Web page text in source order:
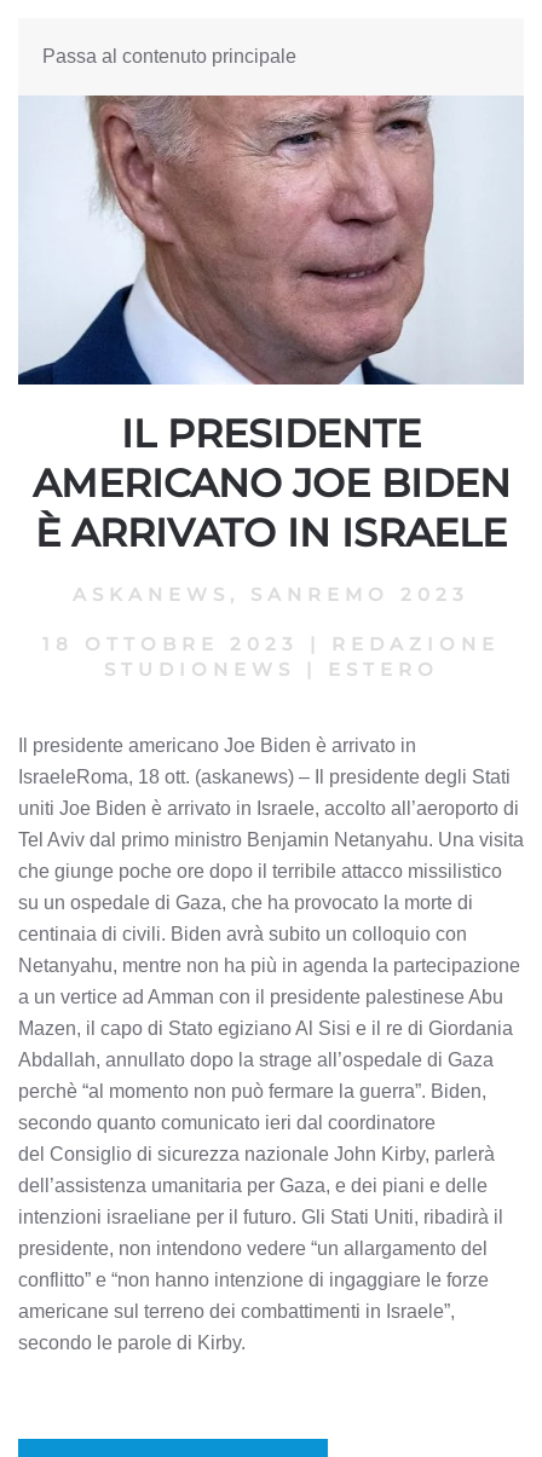
Passa al contenuto principale
IL PRESIDENTE
AMERICANO JOE BIDEN
È ARRIVATO IN ISRAELE
ASKANEWS , SANREMO 2023
18 OTTOBRE 2023
REDAZIONE
STUDIONEWS
ESTERO
Il presidente americano Joe Biden è arrivato in
IsraeleRoma, 18 ott. (askanews) – Il presidente degli Stati
uniti Joe Biden è arrivato in Israele, accolto all’aeroporto di
Tel Aviv dal primo ministro Benjamin Netanyahu. Una visita
che giunge poche ore dopo il terribile attacco missilistico
su un ospedale di Gaza, che ha provocato la morte di
centinaia di civili. Biden avrà subito un colloquio con
Netanyahu, mentre non ha più in agenda la partecipazione
a un vertice ad Amman con il presidente palestinese Abu
Mazen, il capo di Stato egiziano Al Sisi e il re di Giordania
Abdallah, annullato dopo la strage all’ospedale di Gaza
perchè “al momento non può fermare la guerra”. Biden,
secondo quanto comunicato ieri dal coordinatore
del Consiglio di sicurezza nazionale John Kirby, parlerà
dell’assistenza umanitaria per Gaza, e dei piani e delle
intenzioni israeliane per il futuro. Gli Stati Uniti, ribadirà il
presidente, non intendono vedere “un allargamento del
conflitto” e “non hanno intenzione di ingaggiare le forze
americane sul terreno dei combattimenti in Israele”,
secondo le parole di Kirby.